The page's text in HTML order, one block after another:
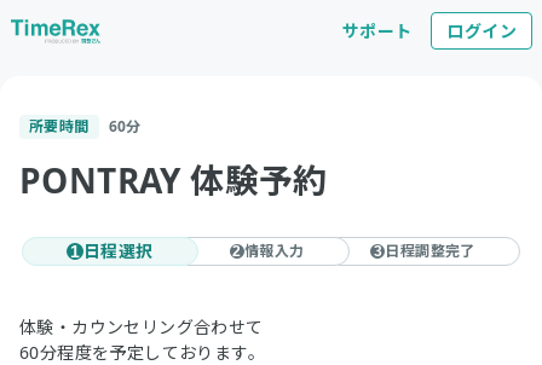
サポート ログイン
所要時間 60分
PONTRAY 体験予約
1 日程選択 2情報入力 3 日程調整完了
体験・カウンセリング合わせて
60分程度を予定しております。